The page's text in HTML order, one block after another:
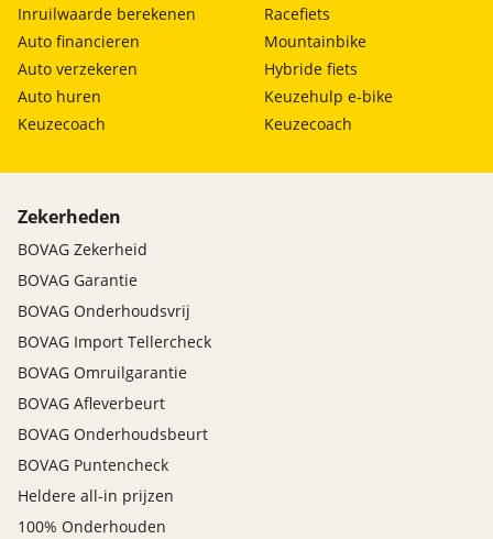
Inruilwaarde berekenen
Auto financieren
Auto verzekeren
Auto huren
Keuzecoach
Racefiets
Mountainbike
Hybride fiets
Keuzehulp e-bike
Keuzecoach
Zekerheden
BOVAG Zekerheid
BOVAG Garantie
BOVAG Onderhoudsvrij
BOVAG Import Tellercheck
BOVAG Omruilgarantie
BOVAG Afleverbeurt
BOVAG Onderhoudsbeurt
BOVAG Puntencheck
Heldere all-in prijzen
100% Onderhouden